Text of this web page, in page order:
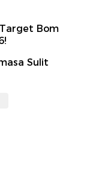
Bom
Sulit